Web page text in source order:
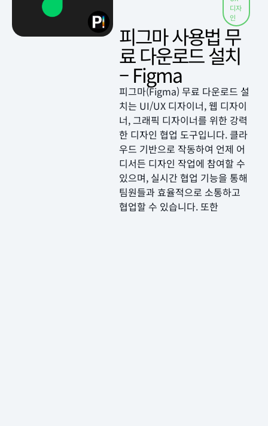
디자
인
피그마 사용법 무
료 다운로드 설치
– Figma
피그마(Figma) 무료 다운로드 설
치는 UI/UX 디자이너, 웹 디자이
너, 그래픽 디자이너를 위한 강력
한 디자인 협업 도구입니다. 클라
우드 기반으로 작동하여 언제 어
디서든 디자인 작업에 참여할 수
있으며, 실시간 협업 기능을 통해
팀원들과 효율적으로 소통하고
협업할 수 있습니다. 또한